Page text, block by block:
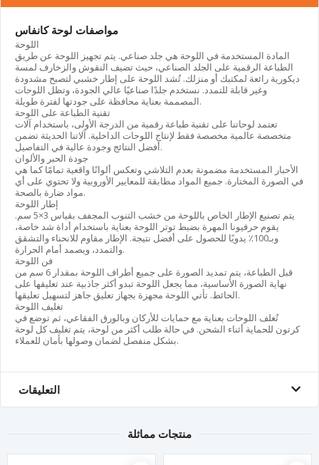
مواصفات لوحة كانفاس
اللوحة
المادة المستخدمة في اللوحة هي جلد صناعي. يتم تجهيز اللوحة عن طريق
الطباعة الرقمية على الجلد الصناعي، حيث تضيف النقوش والزخارف لمسة
ديكورية رائعة لمكتبك أو منزلك. تُشد اللوحة على إطار خشبي لتصبح مشدودة
وغير قابلة للتمدد. نستخدم جلدًا صناعيًا عالي الجودة، وتظل اللوحات
المصممة بعناية محافظة على جودتها لفترة طويلة.
تقنية الطباعة على اللوحة
تعتمد لوحاتنا على تقنية طباعة رقمية من الدرجة الأولى، باستخدام آلات
متخصصة عالمية مخصصة فقط لإنتاج اللوحات الداخلية. آلاتنا الحديثة تضمن
أفضل النتائج وجودة عالية في التفاصيل.
جودة الحبر والألوان
الأحبار المستخدمة مضمونة بعدم التلاشي وتعكس ألوانًا واقعية تمامًا كما هي
في الصورة المختارة. جميع المواد مطابقة للمعايير الأوروبية ولا تحتوي على أي
مواد ضارة بالصحة.
يتم تصنيع الإطار الخاص باللوحة من خشب التنوب المجفف بقياس 3×5 سم.
يقوم حرفيونا المهرة بضبط توتر اللوحة بعناية باستخدام أداة شد خاصة،
وبـ100٪ يدويًا للحصول على أفضل نتيجة. الإطار مقاوم للانحناء والتشقق
والتمدد، ويصمد أمام الحرارة.
قبل الطباعة، يتم تمديد الصورة على جميع أطراف اللوحة بمقدار 6 سم من
نهاية الصورة الأساسية، مما يجعل اللوحة تبدو أكثر جاذبية عند تعليقها على
الحائط. تأتي اللوحة مجهزة بجهاز تعليق جاهز لتسهيل تعليقها.
تغليف اللوحة
تُغلف اللوحات بعناية مع حمايات للأركان وبالورق الفقاعي، ثم توضع في
كرتون للحماية أثناء الشحن. في حالة طلب أكثر من لوحة، يتم تغليف كل لوحة
بشكل منفصل لضمان وصولها بأمان للعملاء.
التعليقات
منتجات مماثلة